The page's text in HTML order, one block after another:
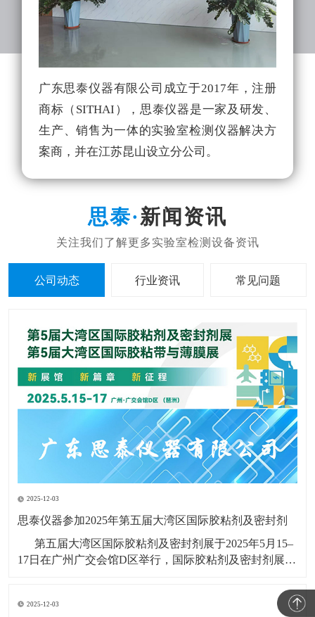
广东思泰仪器有限公司成立于2017年，注册
商标（SITHAI），思泰仪器是一家及研发、
生产、销售为一体的实验室检测仪器解决方
案商，并在江苏昆山设立分公司。
新闻资讯
公司动态 行业资讯 常见问题
2025-12-03
思泰仪器参加2025年第五届大湾区国际胶粘剂及密封剂
第五届大湾区国际胶粘剂及密封剂展于2025年5月15–
17日在广州广交会馆D区举行，国际胶粘剂及密封剂展
1997年，系列展会每年在广州、上海举行，是全球知名
的高性能粘接材料展会品牌，
2025-12-03